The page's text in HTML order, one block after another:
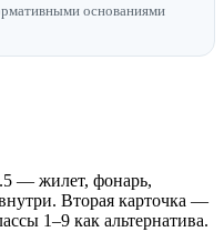
основаниями
— жилет, фонарь,
Вторая карточка —
1–9 как альтернатива.